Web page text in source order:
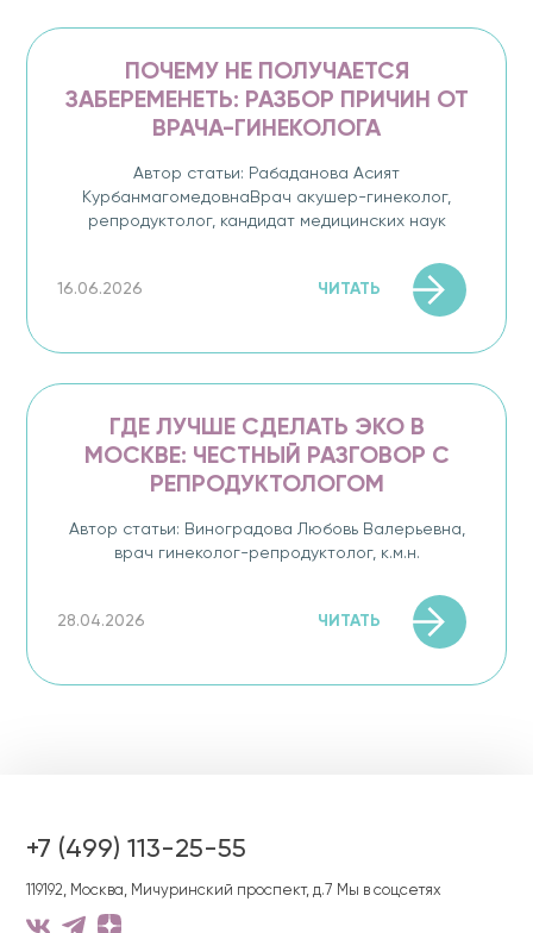
ПОЧЕМУ НЕ ПОЛУЧАЕТСЯ
ЗАБЕРЕМЕНЕТЬ: РАЗБОР ПРИЧИН ОТ
ВРАЧА-ГИНЕКОЛОГА
Автор статьи: Рабаданова Асият
КурбанмагомедовнаВрач акушер-гинеколог,
репродуктолог, кандидат медицинских наук
16.06.2026 ЧИТАТЬ
ГДЕ ЛУЧШЕ СДЕЛАТЬ ЭКО В
МОСКВЕ: ЧЕСТНЫЙ РАЗГОВОР С
РЕПРОДУКТОЛОГОМ
Автор статьи: Виноградова Любовь Валерьевна,
врач гинеколог-репродуктолог, к.м.н.
28.04.2026 ЧИТАТЬ
+7 (499) 113-25-55
119192, Москва, Мичуринский проспект, д.7 Мы в соцсетях